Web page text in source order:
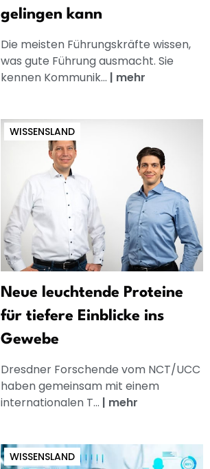
gelingen kann
Die meisten Führungskräfte wissen,
was gute Führung ausmacht. Sie
kennen Kommunik... | mehr
WISSENSLAND
Neue leuchtende Proteine
für tiefere Einblicke ins
Gewebe
Dresdner Forschende vom NCT/UCC
haben gemeinsam mit einem
internationalen T... | mehr
WISSENSLAND